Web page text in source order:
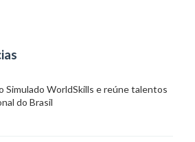
Simulado WorldSkills e reúne talentos
do Brasil